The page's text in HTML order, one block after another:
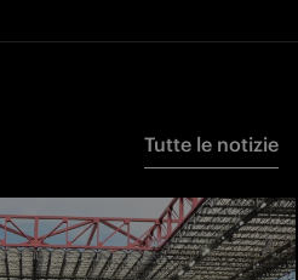
Tutte le notizie